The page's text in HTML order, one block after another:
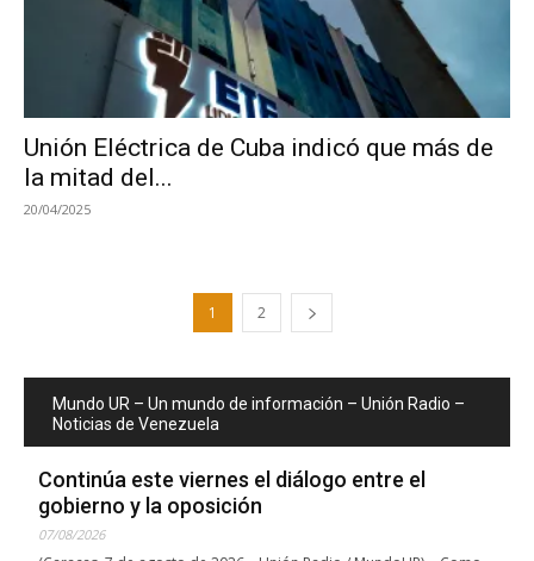
Unión Eléctrica de Cuba indicó que más de
la mitad del...
20/04/2025
1 2
Mundo UR – Un mundo de información – Unión Radio –
Noticias de Venezuela
Continúa este viernes el diálogo entre el
gobierno y la oposición
07/08/2026